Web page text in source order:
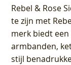
Rebel & Rose
te zijn met
merk biedt
armbanden,
stijl